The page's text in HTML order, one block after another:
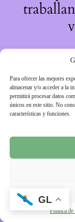
Para ofrecer las mejores
almacenar y/o acceder a la
permitirá procesar datos
únicos en este sitio. No
características y funciones.
Política de
GL